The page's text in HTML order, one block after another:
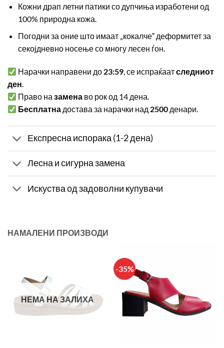
Кожни драп летни патики со дупчиња изработени од
100% природна кожа.
Погодни за оние што имаат „кокалчеˮ деформитет за
секојдневно носење со многу лесен ѓон.
Нарачки направени до 23:59, се испраќаатследниот
ден.
Право назамена во рок од 14 дена.
Бесплатна достава за нарачки над 2500 денари.
Експресна испорака (1-2 дена)
Лесна и сигурна замена
Искуства од задоволни купувачи
НАМАЛЕНИ ПРОИЗВОДИ
НЕМА НА ЗАЛИХА
-35%